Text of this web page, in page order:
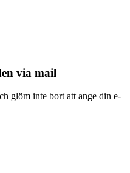
via mail
glöm inte bort att ange din e-